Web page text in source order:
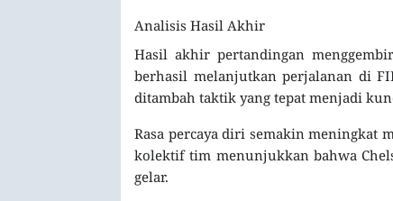
Analisis Hasil Akhir
Hasil akhir pertandingan
berhasil melanjutkan perjalanan di
ditambah taktik yang tepat menjadi
Rasa percaya diri semakin meningkat
kolektif tim menunjukkan bahwa
gelar.